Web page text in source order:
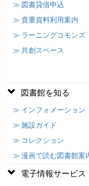
≫ 図書貸借申込
≫ 貴重資料利用案内
≫ ラーニングコモンズ
≫ 共創スペース
図書館を知る
≫ インフォメーション
≫ 施設ガイド
≫ コレクション
≫ 漫画で読む図書館案
電子情報サービス